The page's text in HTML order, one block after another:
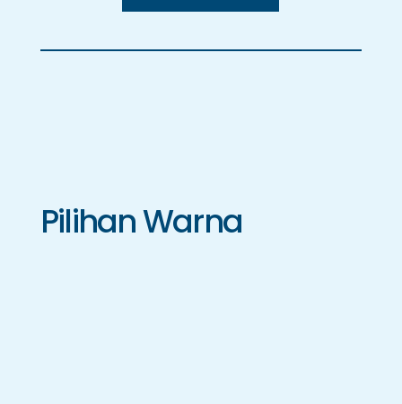
Pilihan Warna